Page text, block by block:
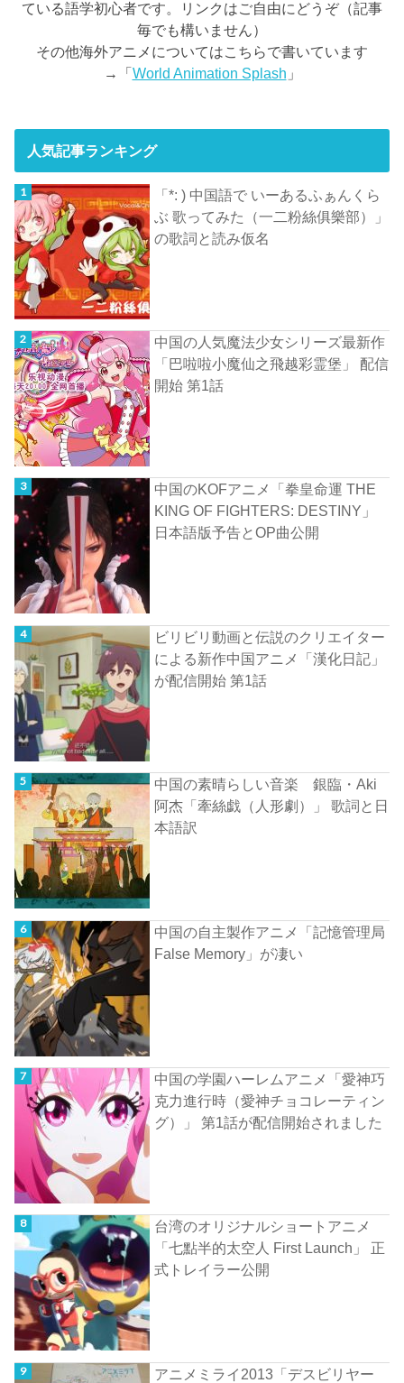
ている語学初心者です。リンクはご自由にどうぞ（記事
毎でも構いません）
その他海外アニメについてはこちらで書いています
→「World Animation Splash 」
人気記事ランキング
「*: ) 中国語で いーあるふぁんくら
ぶ 歌ってみた（一二粉絲俱樂部）」
の歌詞と読み仮名
中国の人気魔法少女シリーズ最新作
「巴啦啦小魔仙之飛越彩霊堡」 配信
開始 第1話
中国のKOFアニメ「拳皇命運 THE
KING OF FIGHTERS: DESTINY」
日本語版予告とOP曲公開
ビリビリ動画と伝説のクリエイター
による新作中国アニメ「漢化日記」
が配信開始 第1話
中国の素晴らしい音楽 銀臨・Aki
阿杰「牽絲戯（人形劇）」 歌詞と日
本語訳
中国の自主製作アニメ「記憶管理局
False Memory」が凄い
中国の学園ハーレムアニメ「愛神巧
克力進行時（愛神チョコレーティン
グ）」 第1話が配信開始されました
台湾のオリジナルショートアニメ
「七點半的太空人 First Launch」 正
式トレイラー公開
アニメミライ2013「デスビリヤー